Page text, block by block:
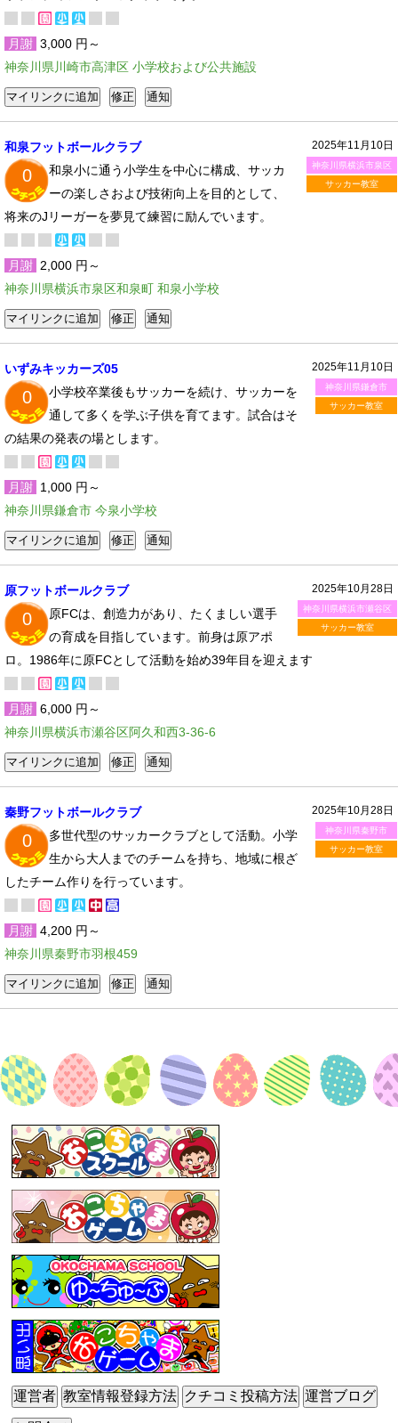
月謝 3,000 円～
神奈川県川崎市高津区 小学校および公共施設
2025年11月10日
神奈川県横浜市泉区
サッカー教室
和泉フットボールクラブ
0
和泉小に通う小学生を中心に構成、サッカ
ーの楽しさおよび技術向上を目的として、
将来のJリーガーを夢見て練習に励んでいます。
月謝 2,000 円～
神奈川県横浜市泉区和泉町 和泉小学校
2025年11月10日
神奈川県鎌倉市
サッカー教室
いずみキッカーズ05
0
小学校卒業後もサッカーを続け、サッカーを
通して多くを学ぶ子供を育てます。試合はそ
の結果の発表の場とします。
月謝 1,000 円～
神奈川県鎌倉市 今泉小学校
2025年10月28日
神奈川県横浜市瀬谷区
サッカー教室
原フットボールクラブ
0
原FCは、創造力があり、たくましい選手
の育成を目指しています。前身は原アポ
ロ。1986年に原FCとして活動を始め39年目を迎えます
月謝 6,000 円～
神奈川県横浜市瀬谷区阿久和西3-36-6
2025年10月28日
神奈川県秦野市
サッカー教室
秦野フットボールクラブ
0
多世代型のサッカークラブとして活動。小学
生から大人までのチームを持ち、地域に根ざ
したチーム作りを行っています。
月謝 4,200 円～
神奈川県秦野市羽根459